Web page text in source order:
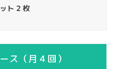
ト２枚
ス（月４回）